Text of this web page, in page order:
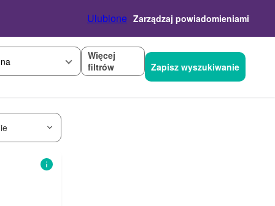
Ulubione Zarządzaj powiadomieniami
Więcej
filtrów
Zapisz wyszukiwanie